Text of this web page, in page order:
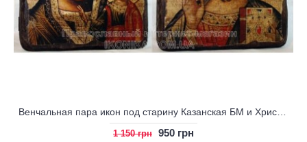
1 150 грн 950 грн